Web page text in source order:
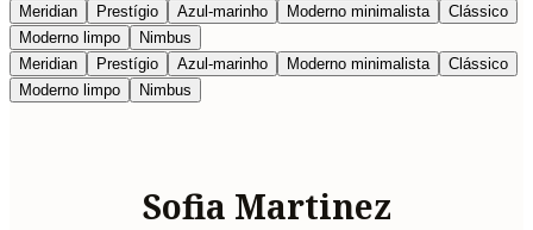
Meridian
Prestígio Azul-marinho Moderno minimalista
Clássico
Moderno limpo
Nimbus
Meridian
Prestígio Azul-marinho Moderno minimalista
Clássico
Moderno limpo
Nimbus
Sofia Martinez